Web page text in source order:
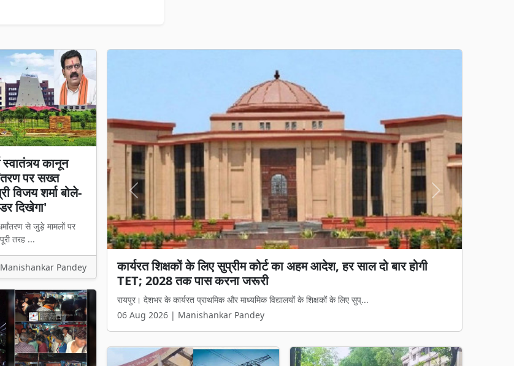
कानून
पर सख्त
विजय शर्मा बोले-
दिखेगा'
से जुड़े मामलों पर
तरह ...
Manishankar Pandey
छत्तीसगढ़ में धर्म स्वातंत्र्य कानून लागू: अवैध धर्मांतरण पर सख्त शिकंजा, गृह
मंत्री विजय शर्मा बोले- 'अब कानून का डर दिखेगा'
रायपुर। छत्तीसगढ़ में धर्मांतरण से जुड़े मामलों पर अब नया कानूनी ढांचा पूरी तरह ...
06 Aug 2026 | Manishankar Pandey
Previous Next